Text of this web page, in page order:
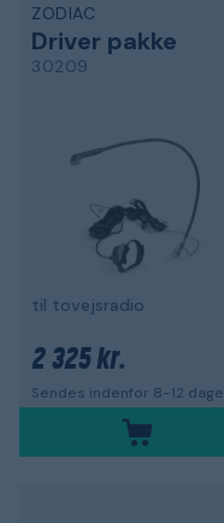
ZODIAC
Driver pakke
30209
til tovejsradio
2 325 kr.
Sendes indenfor 8-12 dage